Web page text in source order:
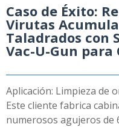
Caso de Éxito:
Virutas
Taladrados con
Vac-U-Gun
Aplicación: Limpieza de
Este cliente fabrica
numerosos agujeros de